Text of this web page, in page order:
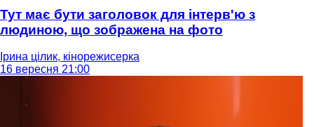
Тут має бути заголовок для інтерв'ю з
людиною, що зображена на фото
Ірина цілик, кінорежисерка
16 вересня 21:00